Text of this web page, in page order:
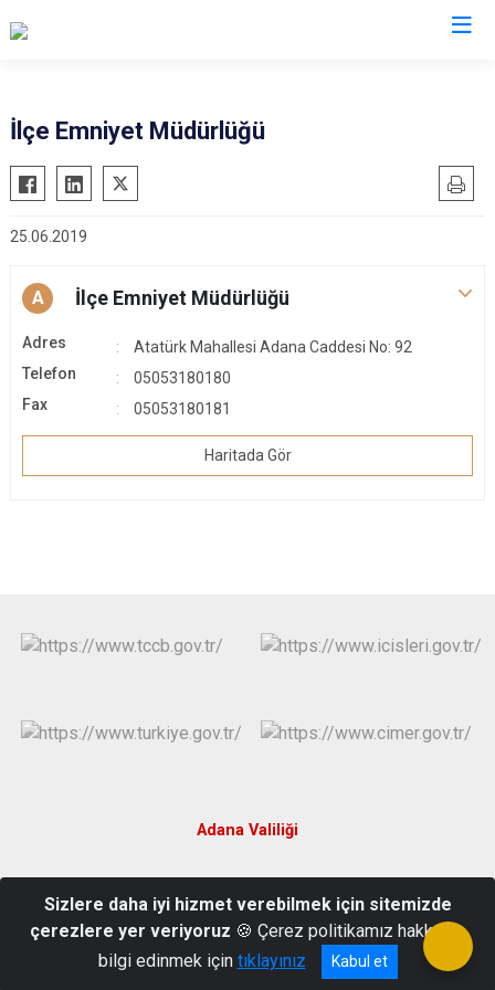
Aladağ
Ceyhan
Feke
Karaisalı
Karataş
Kozan
Pozantı
Yüreğir
Sarıçam
İlçe Emniyet Müdürlüğü
25.06.2019
A İlçe Emniyet Müdürlüğü
Adres
Atatürk Mahallesi Adana Caddesi No: 92
Telefon
05053180180
Fax
05053180181
Haritada Gör
Adana Valiliği
Ceyhan - Adana
Telefon : 0(322)6139090 Fax: 03226132354
Sizlere daha iyi hizmet verebilmek için sitemizde
çerezlere yer veriyoruz 🍪 Çerez politikamız hakkında
bilgi edinmek için tıklayınız Kabul et